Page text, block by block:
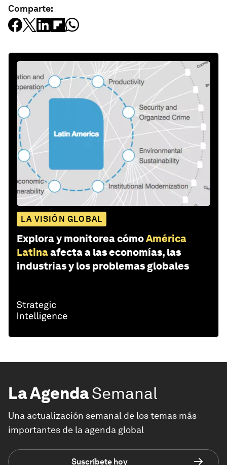
Comparte:
LA VISIÓN GLOBAL
Explora y monitorea cómoAmérica
Latinaafecta a las economías, las
industrias y los problemas globales
La AgendaSemanal
Una actualización semanal de los temas más
importantes de la agenda global
Suscríbete hoy